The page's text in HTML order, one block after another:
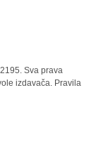
Sva prava
izdavača. Pravila